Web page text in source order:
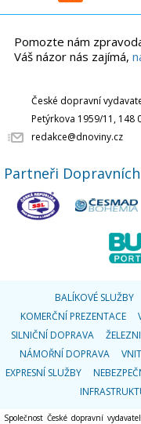
Pomozte nám
Váš názor nás zajímá,
České dopravní
Petýrkova 1959/11, 148
redakce@dnoviny.cz
Partneři
BALÍKOVÉ SLUŽBY
KOMERČNÍ PREZENTACE
SILNIČNÍ DOPRAVA
NÁMOŘNÍ DOPRAVA
EXPRESNÍ SLUŽBY
Společnost České dopravní